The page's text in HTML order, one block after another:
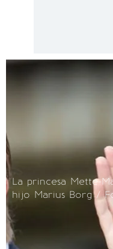
La princesa Mette-
hijo Marius Borg /